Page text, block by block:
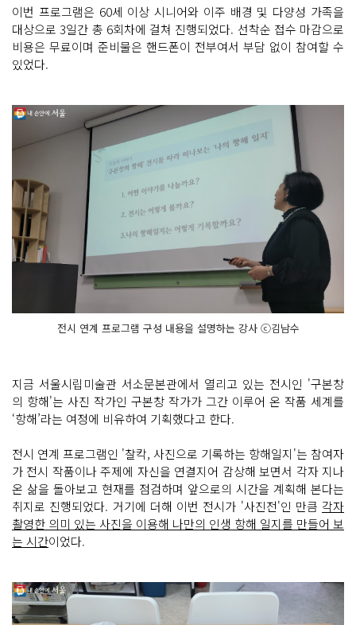
이번 프로그램은 60세 이상 시니어와 이주 배경 및 다양성 가족을
대상으로 3일간 총 6회차에 걸쳐 진행되었다. 선착순 접수 마감으로
비용은 무료이며 준비물은 핸드폰이 전부여서 부담 없이 참여할 수
있었다.
전시 연계 프로그램 구성 내용을 설명하는 강사 ⓒ김남수
지금 서울시립미술관 서소문본관에서 열리고 있는 전시인 '구본창
의 항해'는 사진 작가인 구본창 작가가 그간 이루어 온 작품 세계를
‘항해’라는 여정에 비유하여 기획했다고 한다.
전시 연계 프로그램인 '찰칵, 사진으로 기록하는 항해일지'는 참여자
가 전시 작품이나 주제에 자신을 연결지어 감상해 보면서 각자 지나
온 삶을 돌아보고 현재를 점검하며 앞으로의 시간을 계획해 본다는
취지로 진행되었다. 거기에 더해 이번 전시가 '사진전'인 만큼 각자
촬영한 의미 있는 사진을 이용해 나만의 인생 항해 일지를 만들어 보
는 시간이었다.